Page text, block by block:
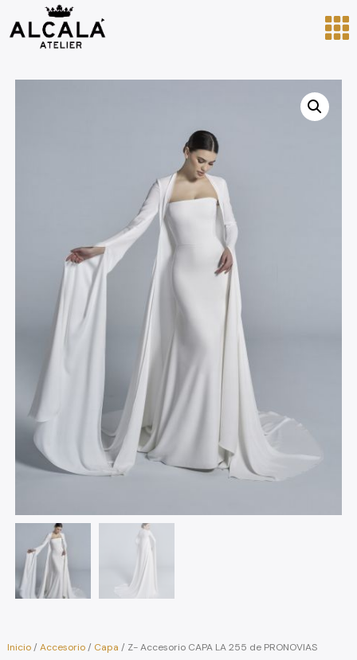
Inicio/Accesorio/ Capa / Z- Accesorio CAPA LA 255 de PRONOVIAS